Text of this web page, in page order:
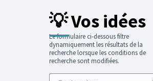
💡 Vos idées
Le formulaire ci-dessous filtre
dynamiquement les résultats de la
recherche lorsque les conditions de
recherche sont modifiées.